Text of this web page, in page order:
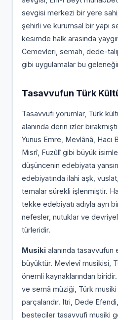
sevgisi merkezi bir yere
şehirli ve kurumsal bir yapı
kesimde halk arasında
Cemevleri, semah, dede-
gibi uygulamalar bu
Tasavvufun Türk
Tasavvufi yorumlar, Türk
alanında derin izler
Yunus Emre, Mevlânâ, Hacı
Mısrî, Fuzûlî gibi büyük
düşüncenin edebiyata
edebiyatında ilahi aşk,
temalar sürekli işlenmiştir.
tekke edebiyatı adıyla ayrı
nefesler, nutuklar ve
türleridir.
Musikialanında tasavvufun
büyüktür. Mevlevî musikisi,
önemli kaynaklarından
ve semâ müziği, Türk musiki
parçalarıdır. Itri, Dede
besteciler tasavvufi musiki